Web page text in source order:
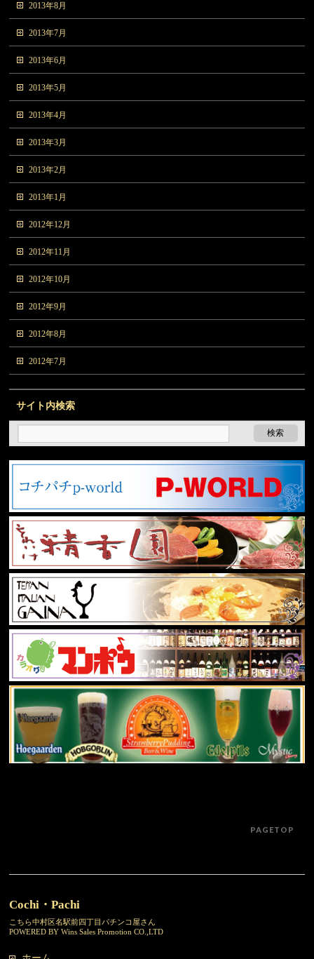
2013年8月
2013年7月
2013年6月
2013年5月
2013年4月
2013年3月
2013年2月
2013年1月
2012年12月
2012年11月
2012年10月
2012年9月
2012年8月
2012年7月
サイト内検索
PAGETOP
Cochi・Pachi
こちら中村区名駅前四丁目パチンコ屋さん
POWERED BY Wins Sales Promotion CO.,LTD